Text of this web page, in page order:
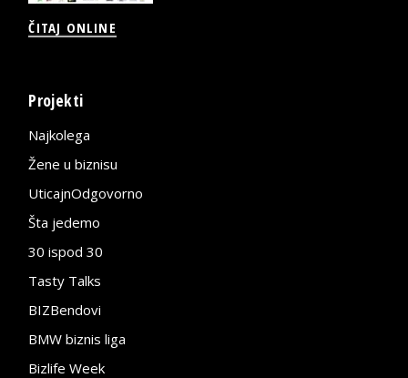
ČITAJ ONLINE
Projekti
Najkolega
Žene u biznisu
UticajnOdgovorno
Šta jedemo
30 ispod 30
Tasty Talks
BIZBendovi
BMW biznis liga
Bizlife Week